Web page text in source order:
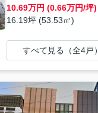
10.69万円 (0.66万円/坪)
16.19坪 (53.53㎡)
すべて見る（全4戸）